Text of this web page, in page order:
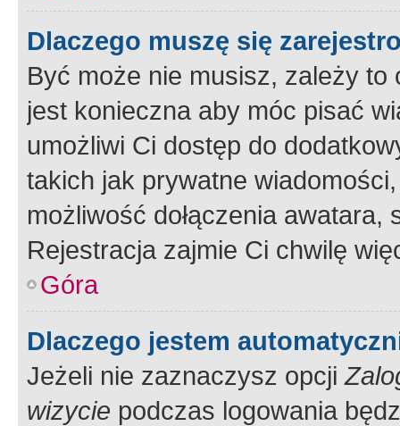
Dlaczego muszę się
Być może nie musisz, zależy
jest konieczna aby móc pisać
umożliwi Ci dostęp do
takich jak prywatne
możliwość dołączenia
Rejestracja zajmie Ci chwilę
Góra
Dlaczego jestem
Jeżeli nie zaznaczysz opcji
wizycie podczas logowania